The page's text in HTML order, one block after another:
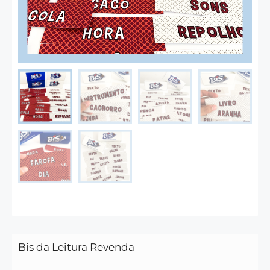
Bis da Leitura Revenda